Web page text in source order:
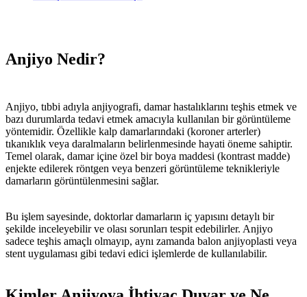
Anjiyo Nedir?
Anjiyo, tıbbi adıyla anjiyografi, damar hastalıklarını teşhis etmek ve
bazı durumlarda tedavi etmek amacıyla kullanılan bir görüntüleme
yöntemidir. Özellikle kalp damarlarındaki (koroner arterler)
tıkanıklık veya daralmaların belirlenmesinde hayati öneme sahiptir.
Temel olarak, damar içine özel bir boya maddesi (kontrast madde)
enjekte edilerek röntgen veya benzeri görüntüleme teknikleriyle
damarların görüntülenmesini sağlar.
Bu işlem sayesinde, doktorlar damarların iç yapısını detaylı bir
şekilde inceleyebilir ve olası sorunları tespit edebilirler. Anjiyo
sadece teşhis amaçlı olmayıp, aynı zamanda balon anjiyoplasti veya
stent uygulaması gibi tedavi edici işlemlerde de kullanılabilir.